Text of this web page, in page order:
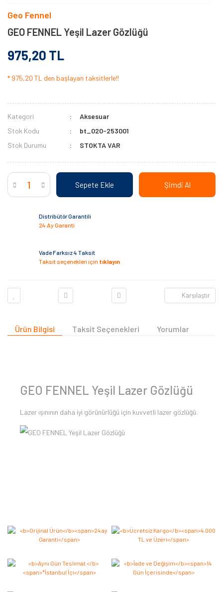
Geo Fennel
GEO FENNEL Yeşil Lazer Gözlüğü
975,20 TL
* 975,20 TL den başlayan taksitlerle!!
Kategori
Aksesuar
Stok Kodu
bt_020-253001
Stok Durumu
STOKTA VAR
Sepete Ekle Şimdi Al
Distribütör Garantili
24 Ay Garanti
Vade Farksız 4 Taksit
Taksit seçenekleri için tıklayın
Karşılaştır
Ürün Bilgisi Taksit Seçenekleri Yorumlar
GEO FENNEL Yeşil Lazer Gözlüğü
Lazer ışınının daha iyi görünürlüğü için kuvvetli lazer gözlüğü.